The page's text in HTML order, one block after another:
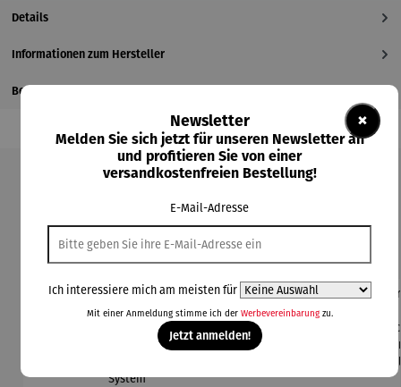
Details
Informationen zum Hersteller
Bewertungen
Kunden kauften auch
×
Newsletter
Melden Sie sich jetzt für unseren Newsletter an
und profitieren Sie von einer
versandkostenfreien Bestellung!
E-Mail-Adresse
Ich interessiere mich am meisten für
Mit einer Anmeldung stimme ich der Werbevereinbarungzu.
Jetzt anmelden!